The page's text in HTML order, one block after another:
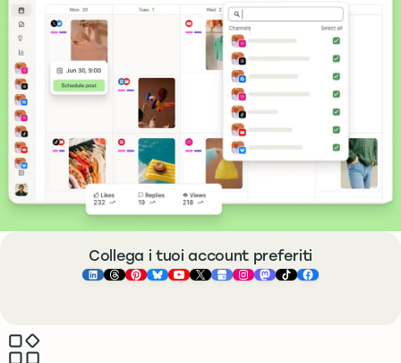
Collega i tuoi account preferiti
Buffer ×LinkedIn
Buffer ×Threads
Buffer ×Pinterest
Buffer ×Bluesky
Buffer ×YouTube
Buffer ×X
Buffer ×Google Business
Buffer ×Instagram
Buffer ×
Buffer ×
Buffer ×
Benefits